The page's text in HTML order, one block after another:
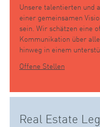
Unsere talentierten und
einer gemeinsamen
sein. Wir schätzen eine
Kommunikation über
hinweg in einem
Offene Stellen
Real Estate